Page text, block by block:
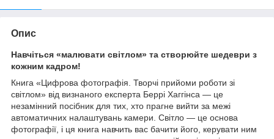
Опис
Навчіться «малювати світлом» та створюйте шедеври з
кожним кадром!
Книга «Цифрова фотографія. Творчі прийоми роботи зі
світлом» від визнаного експерта Беррі Хаггінса — це
незамінний посібник для тих, хто прагне вийти за межі
автоматичних налаштувань камери. Світло — це основа
фотографії, і ця книга навчить вас бачити його, керувати ним